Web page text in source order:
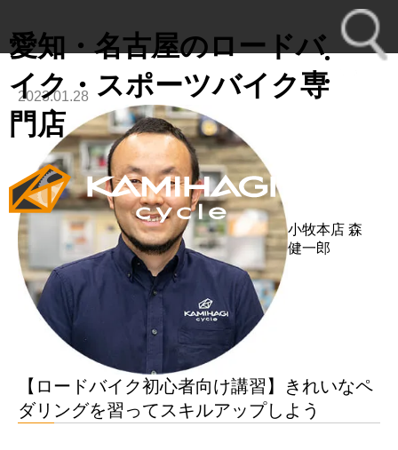
愛知・名古屋のロードバ
イク・スポーツバイク専
門店
2023.01.28
小牧本店森
健一郎
【ロードバイク初心者向け講習】きれいなペ
ダリングを習ってスキルアップしよう